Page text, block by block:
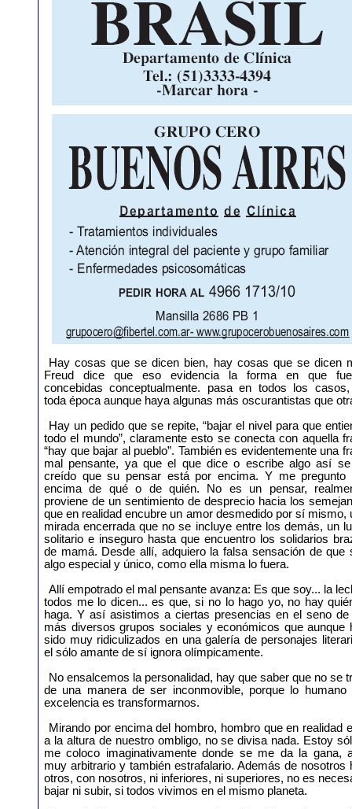
Hay cosas que se dicen bien, hay cosas que se dicen
Freud dice que eso evidencia la forma en que
concebidas conceptualmente. pasa en todos los
toda época aunque haya algunas más oscurantistas que
Hay un pedido que se repite, “bajar el nivel para que
todo el mundo”, claramente esto se conecta con aquella
“hay que bajar al pueblo”. También es evidentemente una
mal pensante, ya que el que dice o escribe algo así
creído que su pensar está por encima. Y me pregunto
encima de qué o de quién. No es un pensar,
proviene de un sentimiento de desprecio hacia los
que en realidad encubre un amor desmedido por sí mismo,
mirada encerrada que no se incluye entre los demás, un
solitario e inseguro hasta que encuentro los solidarios
de mamá. Desde allí, adquiero la falsa sensación de que
algo especial y único, como ella misma lo fuera.
Allí empotrado el mal pensante avanza: Es que soy... la
todos me lo dicen... es que, si no lo hago yo, no hay
haga. Y así asistimos a ciertas presencias en el seno de
más diversos grupos sociales y económicos que aunque
sido muy ridiculizados en una galería de personajes
el sólo amante de sí ignora olímpicamente.
No ensalcemos la personalidad, hay que saber que no se
de una manera de ser inconmovible, porque lo humano
excelencia es transformarnos.
Mirando por encima del hombro, hombro que en realidad
a la altura de nuestro ombligo, no se divisa nada. Estoy
me coloco imaginativamente donde se me da la gana,
muy arbitrario y también estrafalario. Además de nosotros
otros, con nosotros, ni inferiores, ni superiores, no es
bajar ni subir, si todos vivimos en el mismo planeta.